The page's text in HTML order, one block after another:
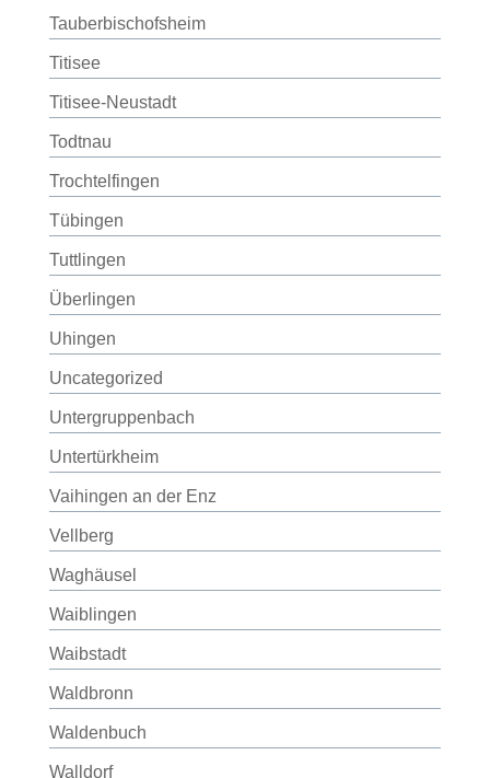
Tauberbischofsheim
Titisee
Titisee-Neustadt
Todtnau
Trochtelfingen
Tübingen
Tuttlingen
Überlingen
Uhingen
Uncategorized
Untergruppenbach
Untertürkheim
Vaihingen an der Enz
Vellberg
Waghäusel
Waiblingen
Waibstadt
Waldbronn
Waldenbuch
Walldorf